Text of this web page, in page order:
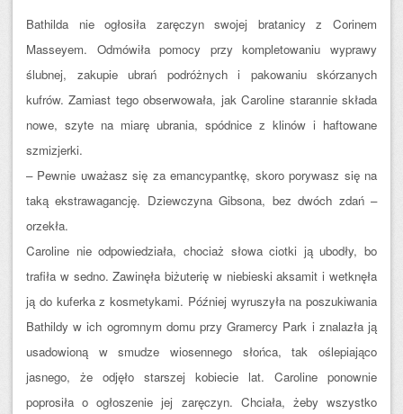
Bathilda nie ogłosiła zaręczyn swojej bratanicy z Corinem
Masseyem. Odmówiła pomocy przy kompletowaniu wyprawy
ślubnej, zakupie ubrań podróżnych i pakowaniu skórzanych
kufrów. Zamiast tego obserwowała, jak Caroline starannie składa
nowe, szyte na miarę ubrania, spódnice z klinów i haftowane
szmizjerki.
– Pewnie uważasz się za emancypantkę, skoro porywasz się na
taką ekstrawagancję. Dziewczyna Gibsona, bez dwóch zdań –
orzekła.
Caroline nie odpowiedziała, chociaż słowa ciotki ją ubodły, bo
trafiła w sedno. Zawinęła biżuterię w niebieski aksamit i wetknęła
ją do kuferka z kosmetykami. Później wyruszyła na poszukiwania
Bathildy w ich ogromnym domu przy Gramercy Park i znalazła ją
usadowioną w smudze wiosennego słońca, tak oślepiająco
jasnego, że odjęło starszej kobiecie lat. Caroline ponownie
poprosiła o ogłoszenie jej zaręczyn. Chciała, żeby wszystko